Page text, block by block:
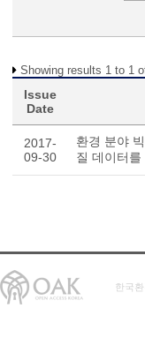
Showing results 1 to 1
Issue
Date
2017-
09-30
환경 분야
질 데이터를
한국